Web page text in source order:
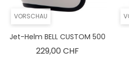
VORSCHAU
Jet-Helm BELL CUSTOM 500
229,00 CHFPreis